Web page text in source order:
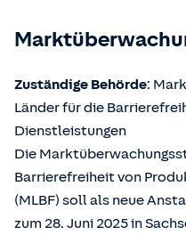
Zuständige Behörde:
Länder für die
Dienstleistungen
Die
Barrierefreiheit von
(MLBF) soll als neue
zum 28. Juni 2025 in